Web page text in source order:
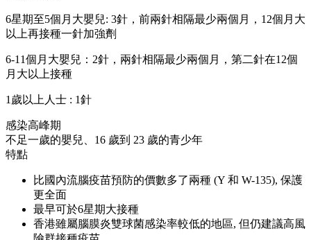
6星期至5個月大嬰兒: 3針，前兩針相隔最少兩個月，12個月大
以上再接種一針加強劑
6-11個月大嬰兒：2針，兩針相隔最少兩個月，第二針在12個
月大以上接種
1歲以上人士 : 1針
感染高峰期
不足一歲的嬰兒、16 歲到 23 歲的青少年
特點
比國內流腦疫苗預防的價數多了兩種 (Y 和 W-135), 保護
更全面
最早可於6星期大接種
香港雖屬腦膜炎雙球菌感染率較低的地區, 但仍建議高風